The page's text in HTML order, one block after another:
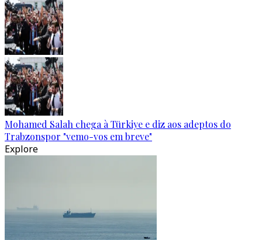
Mohamed Salah chega à Türkiye e diz aos adeptos do
Trabzonspor "vemo-vos em breve"
Explore